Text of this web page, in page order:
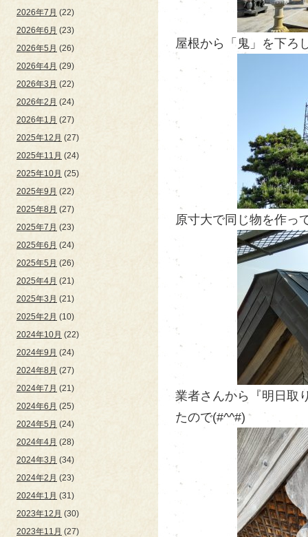
2026年7月 (22)
2026年6月 (23)
2026年5月 (26)
2026年4月 (29)
2026年3月 (22)
2026年2月 (24)
2026年1月 (27)
2025年12月 (27)
2025年11月 (24)
2025年10月 (25)
2025年9月 (22)
2025年8月 (27)
2025年7月 (23)
2025年6月 (24)
2025年5月 (26)
2025年4月 (21)
2025年3月 (21)
2025年2月 (10)
2024年10月 (22)
2024年9月 (24)
2024年8月 (27)
2024年7月 (21)
2024年6月 (25)
2024年5月 (24)
2024年4月 (28)
2024年3月 (34)
2024年2月 (23)
2024年1月 (31)
2023年12月 (30)
2023年11月 (27)
屋根から「鬼」を下ろ
原寸大で同じ物を作っ
業者さんから『明日取
たので(#^^#)